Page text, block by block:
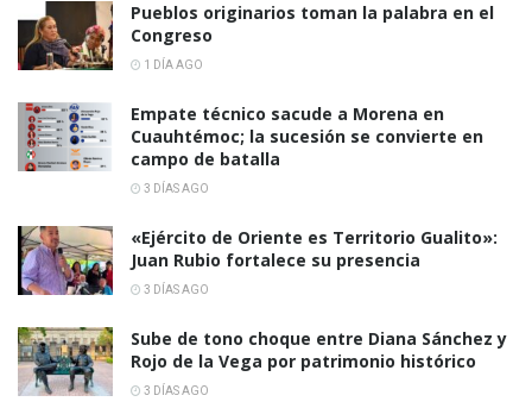
Pueblos originarios toman la palabra en el
Congreso
1 DÍA AGO
Empate técnico sacude a Morena en
Cuauhtémoc; la sucesión se convierte en
campo de batalla
3 DÍAS AGO
«Ejército de Oriente es Territorio Gualito»:
Juan Rubio fortalece su presencia
3 DÍAS AGO
Sube de tono choque entre Diana Sánchez y
Rojo de la Vega por patrimonio histórico
3 DÍAS AGO